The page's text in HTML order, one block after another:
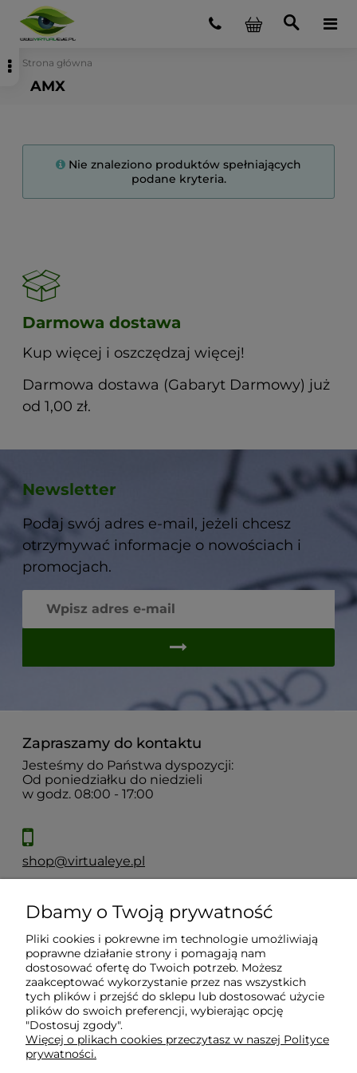
Strona główna
AMX
Nie znaleziono produktów spełniających
podane kryteria.
Darmowa dostawa
Kup więcej i oszczędzaj więcej!
Darmowa dostawa (Gabaryt Darmowy) już
od 1,00 zł.
Newsletter
Podaj swój adres e-mail, jeżeli chcesz
otrzymywać informacje o nowościach i
promocjach.
Zapraszamy do kontaktu
Jesteśmy do Państwa dyspozycji:
Od poniedziałku do niedzieli
w godz. 08:00 - 17:00
shop@virtualeye.pl
Moje konto
Płatności i dostawa
Informacje
O nas
Dbamy o Twoją prywatność
Pliki cookies i pokrewne im technologie umożliwiają
poprawne działanie strony i pomagają nam
dostosować ofertę do Twoich potrzeb. Możesz
zaakceptować wykorzystanie przez nas wszystkich
tych plików i przejść do sklepu lub dostosować użycie
plików do swoich preferencji, wybierając opcję
"Dostosuj zgody".
Więcej o plikach cookies przeczytasz w naszej Polityce
prywatności.